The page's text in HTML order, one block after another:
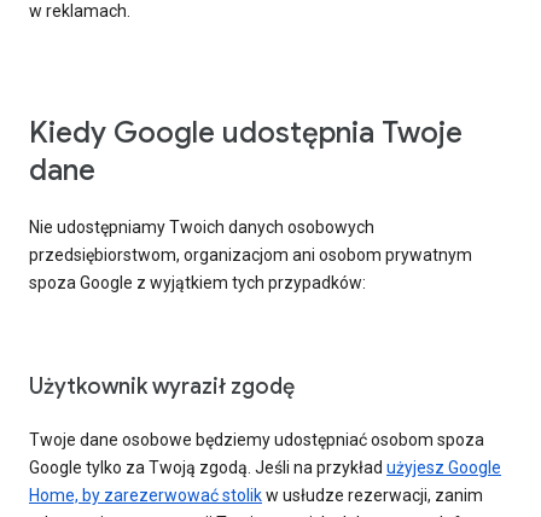
w reklamach.
Kiedy Google udostępnia Twoje
dane
Nie udostępniamy Twoich danych osobowych
przedsiębiorstwom, organizacjom ani osobom prywatnym
spoza Google z wyjątkiem tych przypadków:
Użytkownik wyraził zgodę
Twoje dane osobowe będziemy udostępniać osobom spoza
Google tylko za Twoją zgodą. Jeśli na przykład użyjesz Google
Home, by zarezerwować stolikw usłudze rezerwacji, zanim